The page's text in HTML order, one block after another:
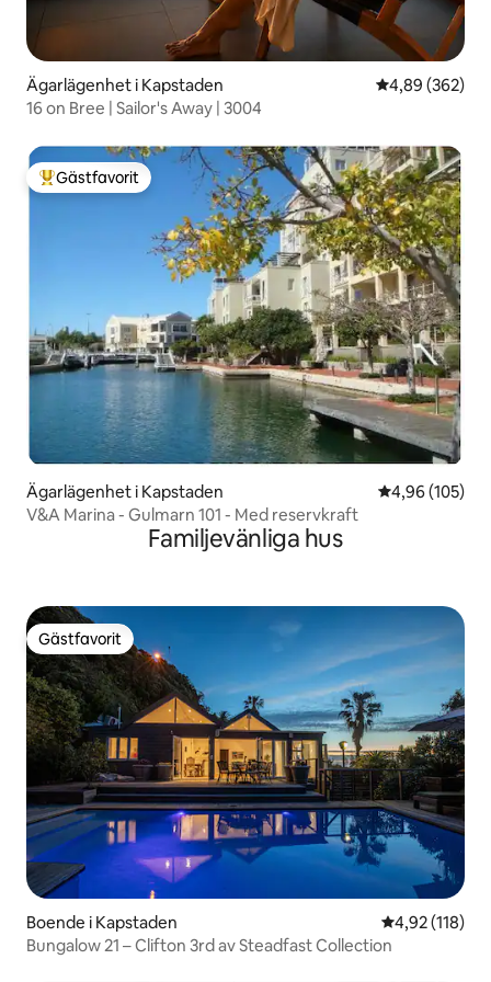
Ägarlägenhet i Kapstaden 4,89 av 5 i
4,89 (362)
16 on Bree | Sailor's Away | 3004
Populär gästfavorit
Gästfavorit
Ägarlägenhet i Kapstaden 4,96 av 5 i
4,96 (105)
V&A Marina - Gulmarn 101 - Med reservkraft
Familjevänliga hus
Gästfavorit
Gästfavorit
Boende i Kapstaden 4,92 av 5 i
4,92 (118)
Bungalow 21 – Clifton 3rd av Steadfast Collection